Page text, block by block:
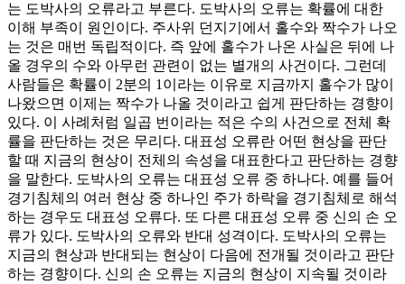
는 도박사의 오류라고 부른다. 도박사의 오류는 확률에 대한
이해 부족이 원인이다. 주사위 던지기에서 홀수와 짝수가 나오
는 것은 매번 독립적이다. 즉 앞에 홀수가 나온 사실은 뒤에 나
올 경우의 수와 아무런 관련이 없는 별개의 사건이다. 그런데
사람들은 확률이 2분의 1이라는 이유로 지금까지 홀수가 많이
나왔으면 이제는 짝수가 나올 것이라고 쉽게 판단하는 경향이
있다. 이 사례처럼 일곱 번이라는 적은 수의 사건으로 전체 확
률을 판단하는 것은 무리다. 대표성 오류란 어떤 현상을 판단
할 때 지금의 현상이 전체의 속성을 대표한다고 판단하는 경향
을 말한다. 도박사의 오류는 대표성 오류 중 하나다. 예를 들어
경기침체의 여러 현상 중 하나인 주가 하락을 경기침체로 해석
하는 경우도 대표성 오류다. 또 다른 대표성 오류 중 신의 손 오
류가 있다. 도박사의 오류와 반대 성격이다. 도박사의 오류는
지금의 현상과 반대되는 현상이 다음에 전개될 것이라고 판단
하는 경향이다. 신의 손 오류는 지금의 현상이 지속될 것이라